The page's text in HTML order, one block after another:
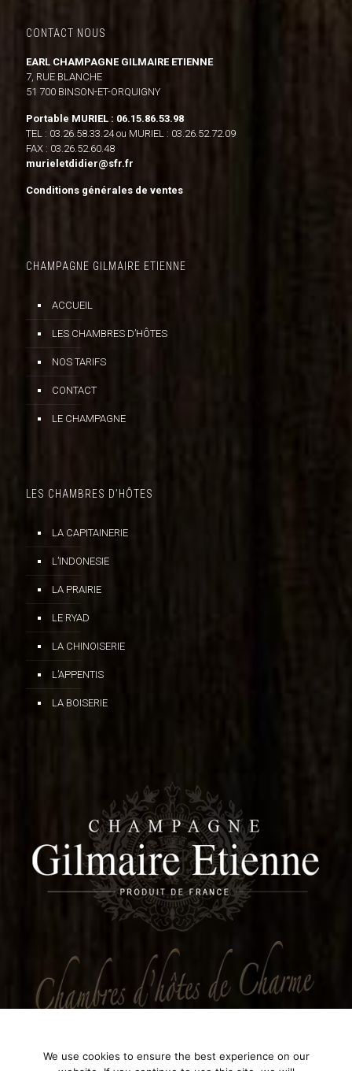
CONTACT NOUS
EARL CHAMPAGNE GILMAIRE ETIENNE
7, RUE BLANCHE
51 700 BINSON-ET-ORQUIGNY
Portable MURIEL : 06.15.86.53.98
TEL : 03.26.58.33.24 ou MURIEL : 03.26.52.72.09
FAX : 03.26.52.60.48
murieletdidier@sfr.fr
Conditions générales de ventes
CHAMPAGNE GILMAIRE ETIENNE
ACCUEIL
LES CHAMBRES D’HÔTES
NOS TARIFS
CONTACT
LE CHAMPAGNE
LES CHAMBRES D’HÔTES
LA CAPITAINERIE
L’INDONESIE
LA PRAIRIE
LE RYAD
LA CHINOISERIE
L’APPENTIS
LA BOISERIE
We use cookies to ensure the best experience on our